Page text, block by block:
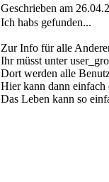
Geschrieben am
Ich habs gefunden...
Zur Info für alle
Ihr müsst unter
Dort werden alle
Hier kann dann
Das Leben kann so